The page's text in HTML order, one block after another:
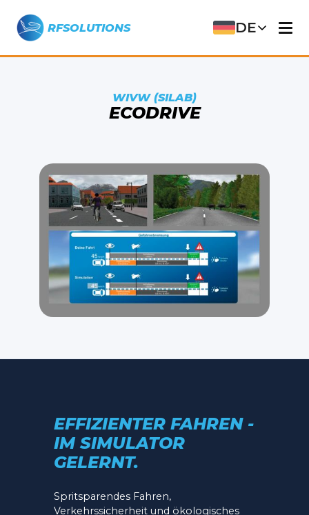
RFSOLUTIONS DE
WIVW (SILAB)
ECODRIVE
EFFIZIENTER FAHREN -
IM SIMULATOR
GELERNT.
Spritsparendes Fahren,
Verkehrssicherheit und ökologisches